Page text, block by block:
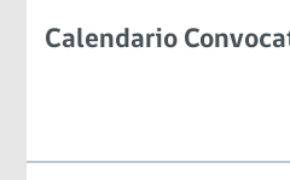
Calendario